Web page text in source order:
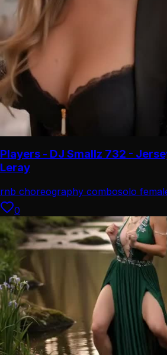
Players - DJ Smallz 732 -
Leray
rnb choreography combosolo
0